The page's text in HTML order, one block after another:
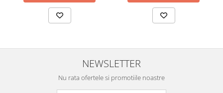
NEWSLETTER
Nu rata ofertele si promotiile noastre